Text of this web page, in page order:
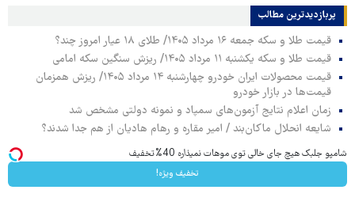
پربازدیدترین‌ مطالب
قیمت طلا و سکه جمعه ۱۶ مرداد ۱۴۰۵/ طلای ۱۸ عیار امروز چند؟
قیمت طلا و سکه یکشنبه ۱۱ مرداد ۱۴۰۵/ ریزش سنگین سکه امامی
قیمت محصولات ایران خودرو چهارشنبه ۱۴ مرداد ۱۴۰۵/ ریزش همزمان
قیمت‌ها در بازار خودرو
زمان اعلام نتایج آزمون‌های سمپاد و نمونه دولتی مشخص شد
شایعه انحلال ماکان‌بند / امیر مقاره و رهام هادیان از هم جدا شدند؟
شامپو جلبک هیچ جای خالی توی موهات نمیذاره 40%تخفیف
تخفیف ویژه!